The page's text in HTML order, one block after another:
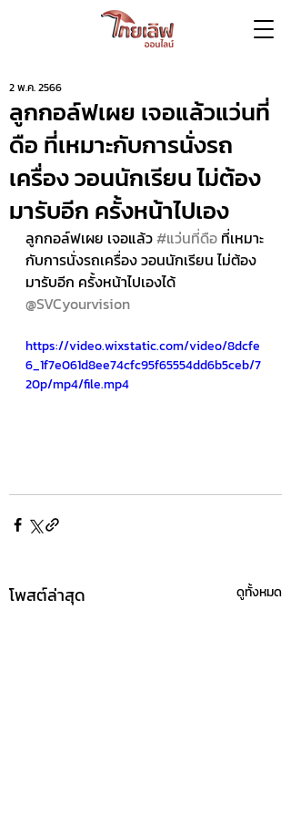
ลูกกอล์ฟเผย เจอแล้วแว่นที่
ดือ ที่เหมาะกับการนั่งรถ
เครื่อง วอนนักเรียน ไม่ต้อง
มารับอีก ครั้งหน้าไปเอง
2 พ.ค. 2566
ลูกกอล์ฟเผย เจอแล้ว #แว่นที่ดือ ที่เหมาะ
กับการนั่งรถเครื่อง วอนนักเรียน ไม่ต้อง
มารับอีก ครั้งหน้าไปเองได้
@SVCyourvision
https://video.wixstatic.com/video/8dcfe
6_1f7e061d8ee74cfc95f65554dd6b5ceb/7
20p/mp4/file.mp4
โพสต์ล่าสุด ดูทั้งหมด